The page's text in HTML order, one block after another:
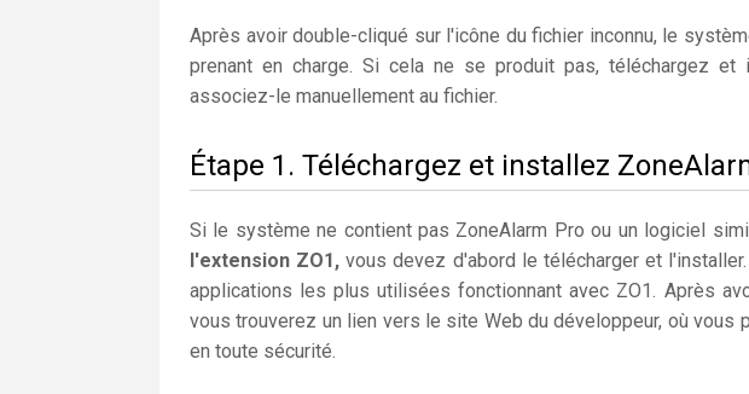
Après avoir double-cliqué sur l'icône du fichier inconnu, le
prenant en charge. Si cela ne se produit pas, téléchargez
associez-le manuellement au fichier.
Étape 1. Téléchargez et installez
Si le système ne contient pas ZoneAlarm Pro ou un logiciel
l'extension ZO1, vous devez d'abord le télécharger et
applications les plus utilisées fonctionnant avec ZO1. Après
vous trouverez un lien vers le site Web du développeur, où vous
en toute sécurité.